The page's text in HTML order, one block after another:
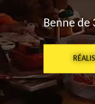
Benne de